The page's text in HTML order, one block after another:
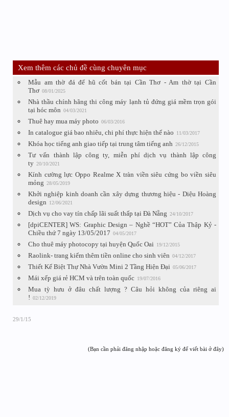
Xem thêm các chủ đề cùng chuyên mục
Mẫu am thờ đá để hũ cốt bán tại Cần Thơ - Am thờ tại Cần
Thơ 08/01/2025
Nhà thầu chính hãng thi công máy lạnh tủ đứng giá mềm trọn gói
tại hóc môn 04/03/2021
Thuê hay mua máy photo 06/03/2016
In catalogue giá bao nhiêu, chi phí thực hiện thế nào 11/03/2017
Khóa học tiếng anh giao tiếp tại trung tâm tiếng anh 26/12/2015
Tư vấn thành lập công ty, miễn phí dịch vụ thành lập công
ty 20/10/2021
Kính cường lực Oppo Realme X tràn viền siêu cứng bo viền siêu
mỏng 28/05/2019
Khởi nghiệp kinh doanh cần xây dựng thương hiệu - Diệu Hoàng
design
12/06/2021
Dịch vụ cho vay tín chấp lãi suất thấp tại Đà Nẵng 24/10/2017
[dpiCENTER] WS: Graphic Design – Nghề “HOT” Của Thập Kỷ -
Chiều thứ 7 ngày 13/05/2017 04/05/2017
Cho thuê máy photocopy tại huyện Quốc Oai 19/12/2015
Raolink- trang kiếm thêm tiền online cho sinh viên 04/12/2017
Thiết Kế Biệt Thự Nhà Vườn Mini 2 Tầng Hiện Đại 05/06/2017
Mái xếp giá rẻ HCM và trên toàn quốc 19/07/2016
Mua tỳ hưu ở đâu chất lượng ? Câu hỏi không của riêng ai
! 02/12/2019
29/1/15
(Bạn cần phải đăng nhập hoặc đăng ký để viết bài ở đây)